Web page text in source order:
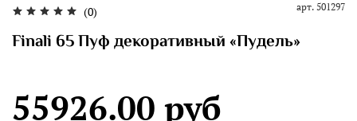
(0) арт. 501297
Finali 65 Пуф декоративный «Пудель»
55926.00 руб